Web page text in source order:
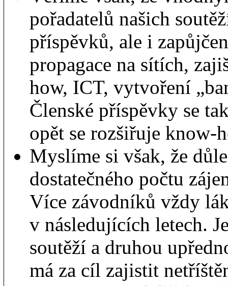
pořadatelů našich
příspěvků, ale i
propagace na sítích,
how, ICT, vytvoření
Členské příspěvky se
opět se rozšiřuje know-
Myslíme si však, že
dostatečného počtu
Více závodníků vždy
v následujících letech.
soutěží a druhou
má za cíl zajistit